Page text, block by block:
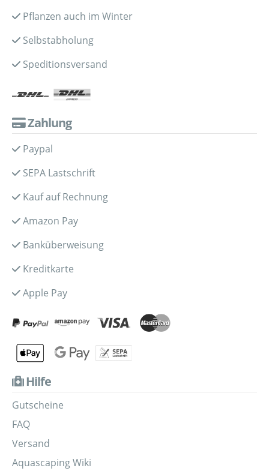
Pflanzen auch im Winter
Selbstabholung
Speditionsversand
Zahlung
Paypal
SEPA Lastschrift
Kauf auf Rechnung
Amazon Pay
Banküberweisung
Kreditkarte
Apple Pay
Hilfe
Gutscheine
FAQ
Versand
Aquascaping Wiki